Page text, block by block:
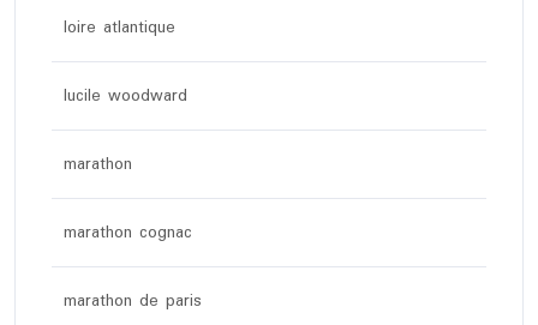
loire atlantique
lucile woodward
marathon
marathon cognac
marathon de paris